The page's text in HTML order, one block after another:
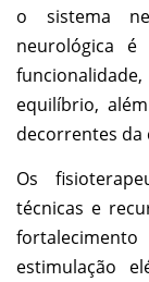
o sistema
neurológica
equilíbrio,
decorrentes da
Os
técnicas e
estimulação